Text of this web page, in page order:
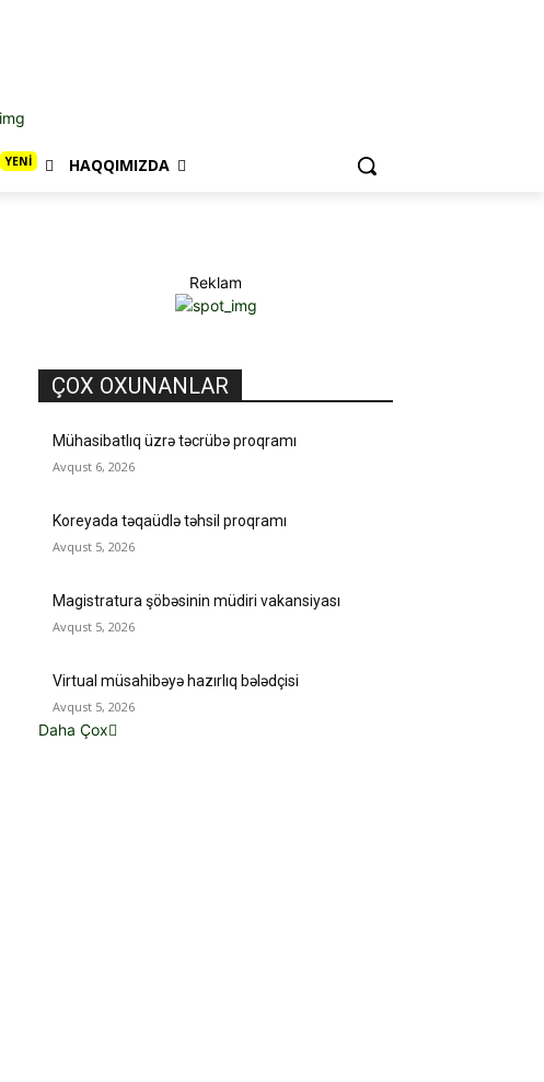
YENİ HAQQIMIZDA
Reklam
ÇOX OXUNANLAR
Mühasibatlıq üzrə təcrübə proqramı
Avqust 6, 2026
Koreyada təqaüdlə təhsil proqramı
Avqust 5, 2026
Magistratura şöbəsinin müdiri vakansiyası
Avqust 5, 2026
Virtual müsahibəyə hazırlıq bələdçisi
Avqust 5, 2026
Daha Çox